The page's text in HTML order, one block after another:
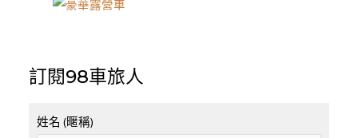
訂閱98車旅人
姓名 (暱稱)